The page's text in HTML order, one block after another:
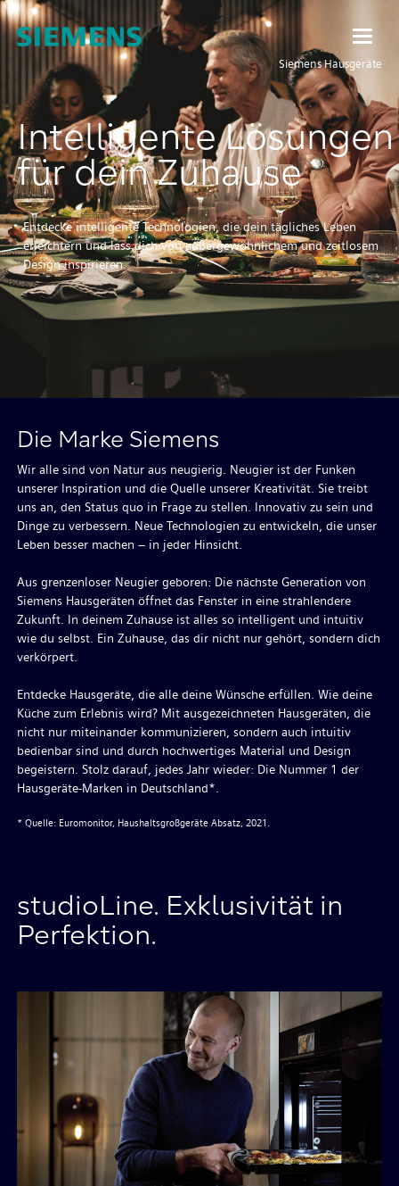
Siemens Hausgeräte
Intelligente Lösungen
für dein Zuhause
Entdecke intelligente Technologien, die dein tägliches Leben
erleichtern und lass dich von außergewöhnlichem und zeitlosem
Design inspirieren.
Die Marke Siemens
Wir alle sind von Natur aus neugierig. Neugier ist der Funken
unserer Inspiration und die Quelle unserer Kreativität. Sie treibt
uns an, den Status quo in Frage zu stellen. Innovativ zu sein und
Dinge zu verbessern. Neue Technologien zu entwickeln, die unser
Leben besser machen – in jeder Hinsicht.
Aus grenzenloser Neugier geboren: Die nächste Generation von
Siemens Hausgeräten öffnet das Fenster in eine strahlendere
Zukunft. In deinem Zuhause ist alles so intelligent und intuitiv
wie du selbst. Ein Zuhause, das dir nicht nur gehört, sondern dich
verkörpert.
Entdecke Hausgeräte, die alle deine Wünsche erfüllen. Wie deine
Küche zum Erlebnis wird? Mit ausgezeichneten Hausgeräten, die
nicht nur miteinander kommunizieren, sondern auch intuitiv
bedienbar sind und durch hochwertiges Material und Design
begeistern. Stolz darauf, jedes Jahr wieder: Die Nummer 1 der
Hausgeräte-Marken in Deutschland*.
* Quelle: Euromonitor, Haushaltsgroßgeräte Absatz, 2021.
studioLine. Exklusivität in
Perfektion.